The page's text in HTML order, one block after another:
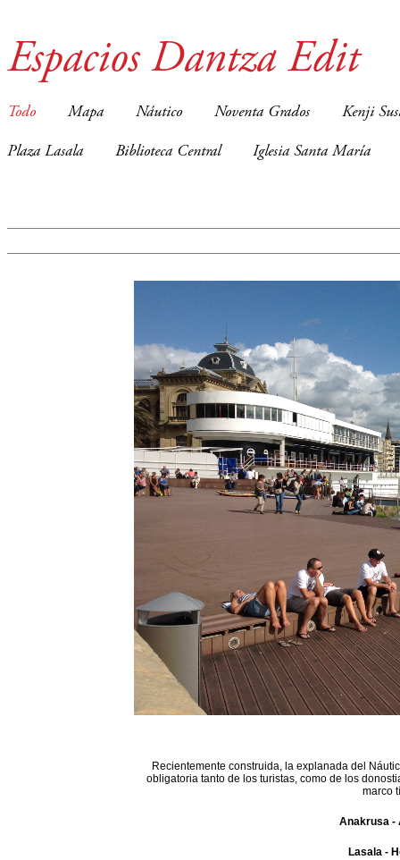
Espacios Dantza Edit
Todo Mapa Náutico Noventa Grados Kenji
Plaza Lasala Biblioteca Central Iglesia Santa María
Recientemente construida, la explanada del
obligatoria tanto de los turistas, como de los
marco
Anakrusa -
Lasala -